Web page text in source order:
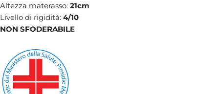
Altezza materasso: 21cm
Livello di rigidità: 4/10
NON SFODERABILE